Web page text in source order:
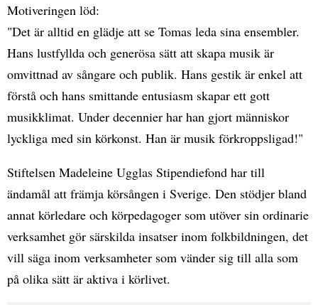
Motiveringen löd:
"Det är alltid en glädje att se Tomas leda sina ensembler.
Hans lustfyllda och generösa sätt att skapa musik är
omvittnad av sångare och publik. Hans gestik är enkel att
förstå och hans smittande entusiasm skapar ett gott
musikklimat. Under decennier har han gjort människor
lyckliga med sin körkonst. Han är musik förkroppsligad!"
Stiftelsen Madeleine Ugglas Stipendiefond har till
ändamål att främja körsången i Sverige. Den stödjer bland
annat körledare och körpedagoger som utöver sin ordinarie
verksamhet gör särskilda insatser inom folkbildningen, det
vill säga inom verksamheter som vänder sig till alla som
på olika sätt är aktiva i körlivet.